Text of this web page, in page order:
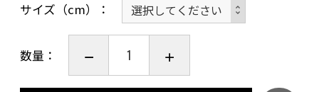
サイズ（cm）
数量：